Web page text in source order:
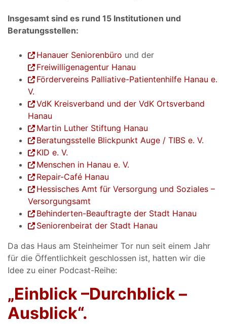
Insgesamt sind es rund 15 Institutionen und
Beratungsstellen:
Hanauer Seniorenbüro und der
Freiwilligenagentur Hanau
Fördervereins Palliative-Patientenhilfe Hanau e.
V.
VdK Kreisverband und der VdK Ortsverband
Hanau
Martin Luther Stiftung Hanau
Beratungsstelle Blickpunkt Auge / TIBS e. V.
KID e. V.
Menschen in Hanau e. V.
Repair-Café Hanau
Hessisches Amt für Versorgung und Soziales –
Versorgungsamt
Behinderten-Beauftragte der Stadt Hanau
Seniorenbeirat der Stadt Hanau
Da das Haus am Steinheimer Tor nun seit einem Jahr
für die Öffentlichkeit geschlossen ist, hatten wir die
Idee zu einer Podcast-Reihe:
„Einblick –Durchblick –
Ausblick“.